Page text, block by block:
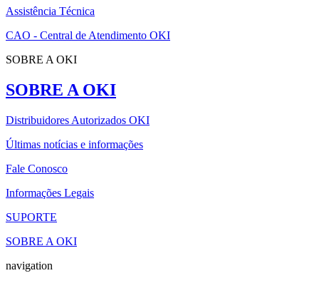
Assistência Técnica
CAO - Central de Atendimento OKI
SOBRE A OKI
SOBRE A OKI
Distribuidores Autorizados OKI
Últimas notícias e informações
Fale Conosco
Informações Legais
SUPORTE
SOBRE A OKI
navigation